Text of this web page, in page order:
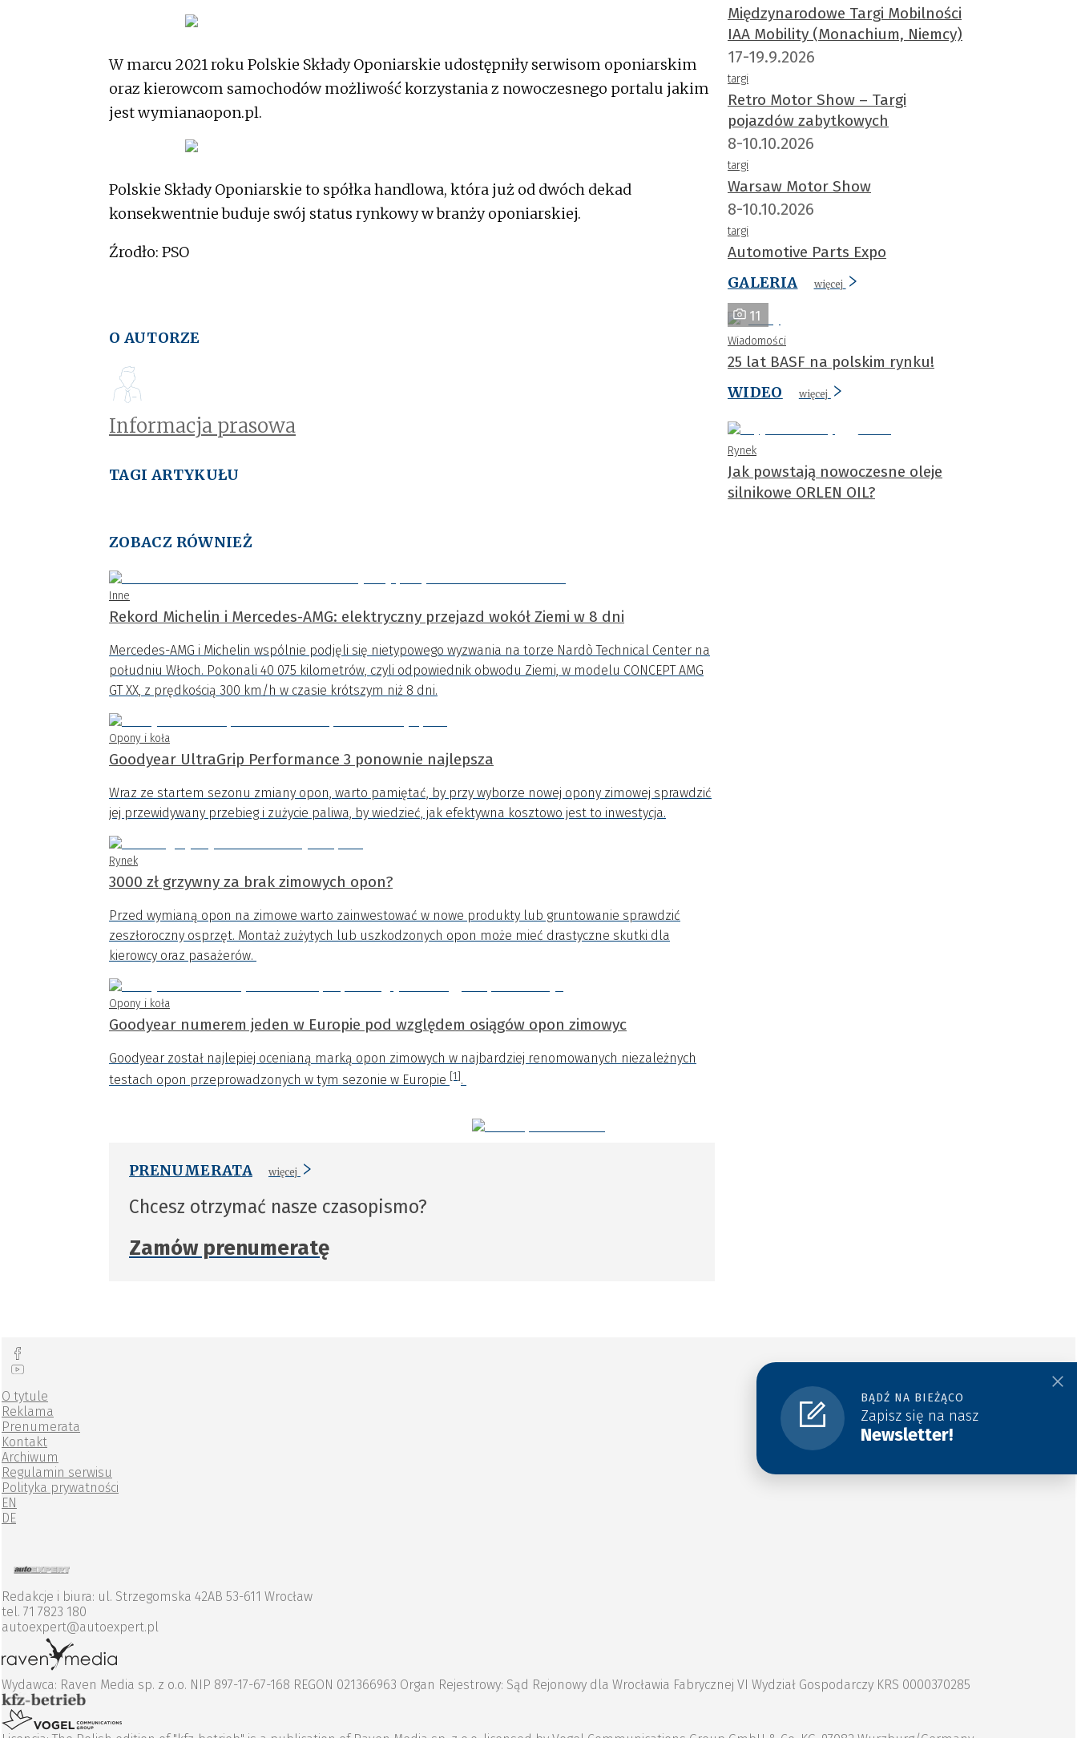
W marcu 2021 roku Polskie Składy Oponiarskie udostępniły serwisom oponiarskim
oraz kierowcom samochodów możliwość korzystania z nowoczesnego portalu jakim
jest wymianaopon.pl.
Polskie Składy Oponiarskie to spółka handlowa, która już od dwóch dekad
konsekwentnie buduje swój status rynkowy w branży oponiarskiej.
Źrodło: PSO
O AUTORZE
Informacja prasowa
TAGI ARTYKUŁU
ZOBACZ RÓWNIEŻ
Inne
Rekord Michelin i Mercedes-AMG: elektryczny przejazd wokół Ziemi w 8 dni
Mercedes-AMG i Michelin wspólnie podjęli się nietypowego wyzwania na torze Nardò Technical Center na
południu Włoch. Pokonali 40 075 kilometrów, czyli odpowiednik obwodu Ziemi, w modelu CONCEPT AMG
GT XX, z prędkością 300 km/h w czasie krótszym niż 8 dni.
Opony i koła
Goodyear UltraGrip Performance 3 ponownie najlepsza
Wraz ze startem sezonu zmiany opon, warto pamiętać, by przy wyborze nowej opony zimowej sprawdzić
jej przewidywany przebieg i zużycie paliwa, by wiedzieć, jak efektywna kosztowo jest to inwestycja.
Rynek
3000 zł grzywny za brak zimowych opon?
Przed wymianą opon na zimowe warto zainwestować w nowe produkty lub gruntowanie sprawdzić
zeszłoroczny osprzęt. Montaż zużytych lub uszkodzonych opon może mieć drastyczne skutki dla
kierowcy oraz pasażerów.
Opony i koła
Goodyear numerem jeden w Europie pod względem osiągów opon zimowyc
Goodyear został najlepiej ocenianą marką opon zimowych w najbardziej renomowanych niezależnych
testach opon przeprowadzonych w tym sezonie w Europie [1].
PRENUMERATA więcej
Chcesz otrzymać nasze czasopismo?
Zamów prenumeratę
Międzynarodowe Targi Mobilności
IAA Mobility (Monachium, Niemcy)
17-19.9.2026
targi
Retro Motor Show – Targi
pojazdów zabytkowych
8-10.10.2026
targi
Warsaw Motor Show
8-10.10.2026
targi
Automotive Parts Expo
GALERIA
więcej
11
Wiadomości
25 lat BASF na polskim rynku!
WIDEO
więcej
Rynek
Jak powstają nowoczesne oleje
silnikowe ORLEN OIL?
BĄDŹ NA BIEŻĄCO
Zapisz się na nasz
Newsletter!
O tytule
Reklama
Prenumerata
Kontakt
Archiwum
Regulamin serwisu
Polityka prywatności
EN
DE
Redakcje i biura: ul. Strzegomska 42AB 53-611 Wrocław
tel. 71 7823 180
autoexpert@autoexpert.pl
Wydawca: Raven Media sp. z o.o. NIP 897-17-67-168 REGON 021366963 Organ Rejestrowy: Sąd Rejonowy dla Wrocławia Fabrycznej VI Wydział Gospodarczy KRS 0000370285